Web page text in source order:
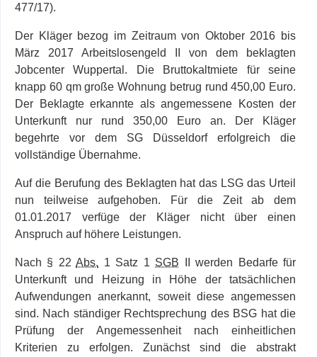
477/17).
Der Kläger bezog im Zeitraum von Oktober 2016 bis
März 2017 Arbeitslosengeld II von dem beklagten
Jobcenter Wuppertal. Die Bruttokaltmiete für seine
knapp 60 qm große Wohnung betrug rund 450,00 Euro.
Der Beklagte erkannte als angemessene Kosten der
Unterkunft nur rund 350,00 Euro an. Der Kläger
begehrte vor dem SG Düsseldorf erfolgreich die
vollständige Übernahme.
Auf die Berufung des Beklagten hat das LSG das Urteil
nun teilweise aufgehoben. Für die Zeit ab dem
01.01.2017 verfüge der Kläger nicht über einen
Anspruch auf höhere Leistungen.
Nach § 22Abs. 1 Satz 1 SGB II werden Bedarfe für
Unterkunft und Heizung in Höhe der tatsächlichen
Aufwendungen anerkannt, soweit diese angemessen
sind. Nach ständi­ger Rechtsprechung des BSG hat die
Prüfung der Angemessenheit nach einheitlichen
Kriterien zu erfolgen. Zunächst sind die abstrakt